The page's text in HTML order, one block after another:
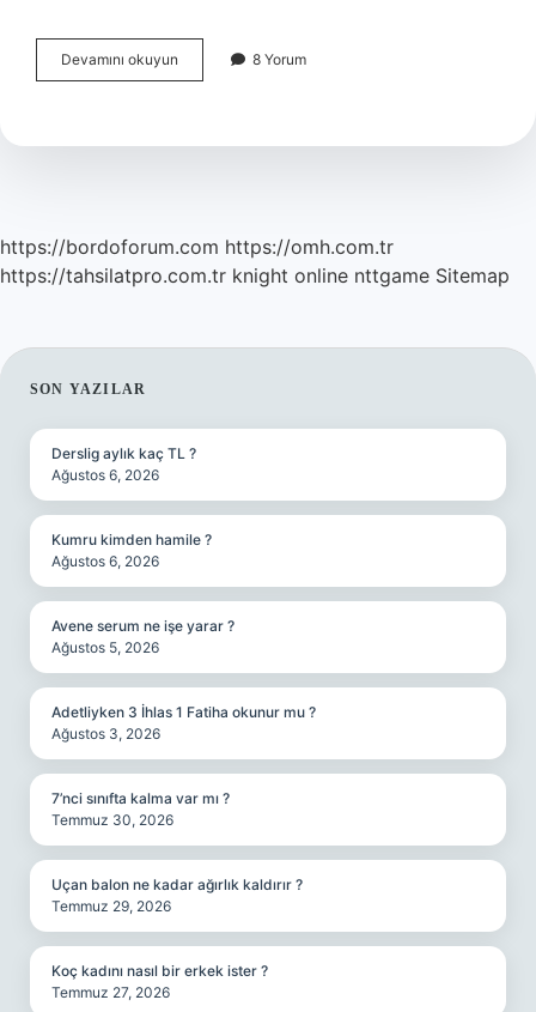
Devamını okuyun Bulmacada
Bitki
Demek
8 Yorum
https://bordoforum.com https://omh.com.tr
https://tahsilatpro.com.tr knight online nttgame Sitemap
SIDEBAR
SON YAZILAR
Derslig aylık kaç TL ?
Ağustos 6, 2026
Kumru kimden hamile ?
Ağustos 6, 2026
Avene serum ne işe yarar ?
Ağustos 5, 2026
Adetliyken 3 İhlas 1 Fatiha okunur mu ?
Ağustos 3, 2026
7’nci sınıfta kalma var mı ?
Temmuz 30, 2026
Uçan balon ne kadar ağırlık kaldırır ?
Temmuz 29, 2026
Koç kadını nasıl bir erkek ister ?
Temmuz 27, 2026